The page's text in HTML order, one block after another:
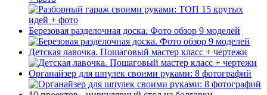
Березовая разделочная доска. Фото обзор 9 моделей
Детская лавочка. Пошаговый мастер класс + чертежи
Органайзер для шпулек своими руками: 8 фотографий